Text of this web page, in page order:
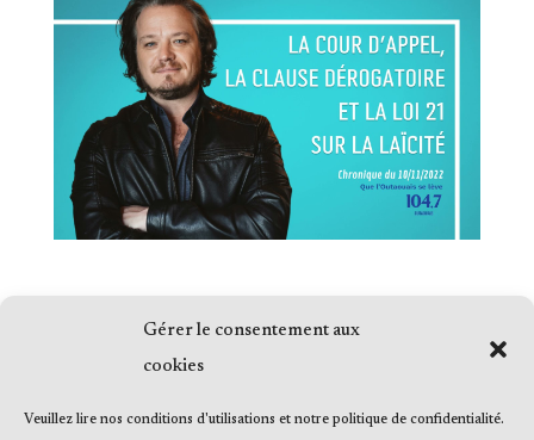
Gérer le consentement aux
cookies
Veuillez lire nos conditions d'utilisations et notre politique de confidentialité.
réservés